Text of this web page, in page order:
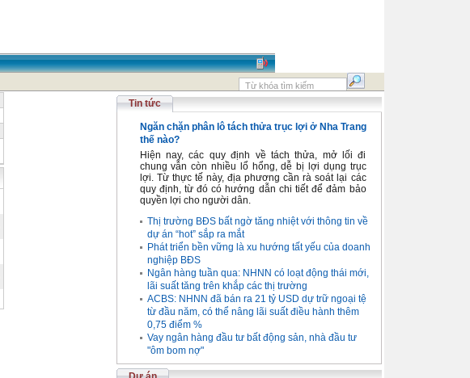
Tin tức
Ngăn chặn phân lô tách thửa trục lợi ở Nha Trang
thế nào?
Hiện nay, các quy định về tách thửa, mở lối đi
chung vẫn còn nhiều lổ hổng, dễ bị lợi dụng trục
lợi. Từ thực tế này, địa phương cần rà soát lại các
quy định, từ đó có hướng dẫn chi tiết để đảm bảo
quyền lợi cho người dân.
Thị trường BĐS bất ngờ tăng nhiệt với thông tin về
dự án “hot” sắp ra mắt
Phát triển bền vững là xu hướng tất yếu của doanh
nghiệp BĐS
Ngân hàng tuần qua: NHNN có loạt động thái mới,
lãi suất tăng trên khắp các thị trường
ACBS: NHNN đã bán ra 21 tỷ USD dự trữ ngoại tệ
từ đầu năm, có thể nâng lãi suất điều hành thêm
0,75 điểm %
Vay ngân hàng đầu tư bất động sản, nhà đầu tư
"ôm bom nợ"